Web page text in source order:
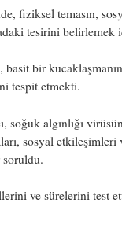
fiziksel temasın,
tesirini belirlemek
bir
tespit etmekti.
soğuk algınlığı
sosyal etkileşimleri
soruldu.
ve sürelerini